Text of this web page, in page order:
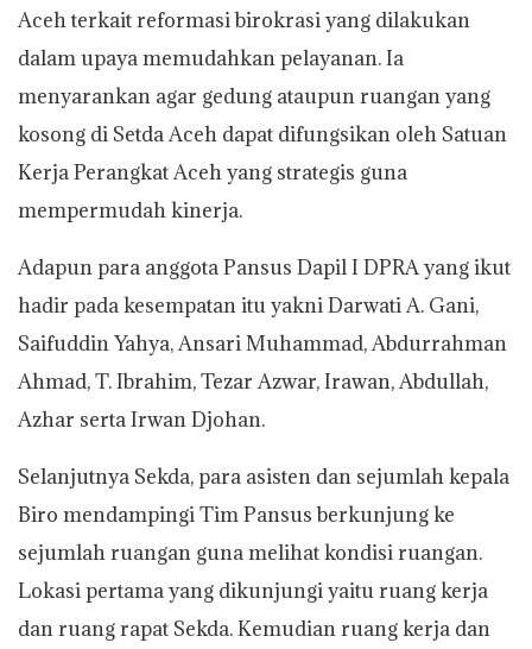
Aceh terkait reformasi birokrasi yang dilakukan
dalam upaya memudahkan pelayanan. Ia
menyarankan agar gedung ataupun ruangan yang
kosong di Setda Aceh dapat difungsikan oleh Satuan
Kerja Perangkat Aceh yang strategis guna
mempermudah kinerja.
Adapun para anggota Pansus Dapil I DPRA yang ikut
hadir pada kesempatan itu yakni Darwati A. Gani,
Saifuddin Yahya, Ansari Muhammad, Abdurrahman
Ahmad, T. Ibrahim, Tezar Azwar, Irawan, Abdullah,
Azhar serta Irwan Djohan.
Selanjutnya Sekda, para asisten dan sejumlah kepala
Biro mendampingi Tim Pansus berkunjung ke
sejumlah ruangan guna melihat kondisi ruangan.
Lokasi pertama yang dikunjungi yaitu ruang kerja
dan ruang rapat Sekda. Kemudian ruang kerja dan